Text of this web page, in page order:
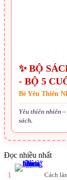
✨ BỘ
- BỘ 5
Bé Yêu Thiên
Yêu thiên nhiên
sách.
Đọc nhiều nhất
1 Cách